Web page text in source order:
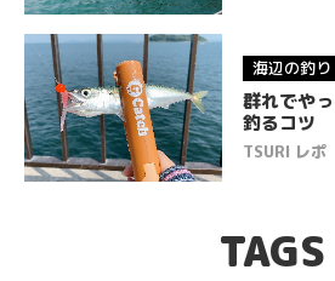
How to
MOVIE
PRIVACY
海辺の釣り
群れでや
釣るコツ
TSURI レポ
TAGS